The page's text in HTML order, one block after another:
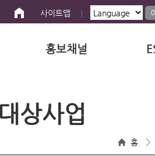
사이트맵
홍보채널
상사업
홈